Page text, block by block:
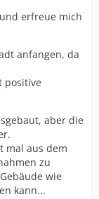
erfreue mich
anfangen, da
positive
aber die
mal aus dem
zu
wie
kann...